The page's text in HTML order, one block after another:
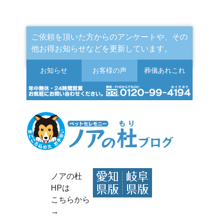
ご依頼を頂いた方からのアンケートや、その
他お得お知らせなどを更新しています。
お知らせ お客様の声 葬儀あれこれ
ノアの杜
HPは
こちらから
→